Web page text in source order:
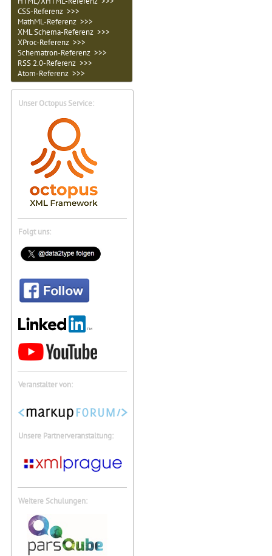
CSS-Referenz >>>
MathML-Referenz >>>
XML Schema-Referenz >>>
XProc-Referenz >>>
Schematron-Referenz >>>
RSS 2.0-Referenz >>>
Atom-Referenz >>>
Unser Octopus Service:
Folgt uns:
Veranstalter von:
Unsere Partnerveranstaltung:
Weitere Schulungen: